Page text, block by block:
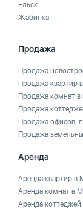
Ельск
Жабинка
Продажа
Продажа
Продажа квартир
Продажа комнат в
Продажа
Продажа офисов,
Продажа
Аренда
Аренда квартир в
Аренда комнат в
Аренда